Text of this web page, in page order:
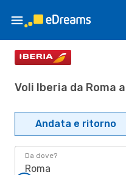
Voli Iberia da Roma
Andata e ritorno
Da dove?
Roma